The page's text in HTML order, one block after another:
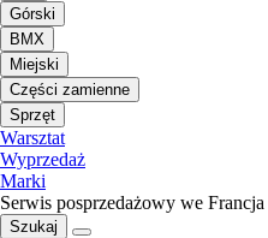
Górski
BMX
Miejski
Części zamienne
Sprzęt
Warsztat
Wyprzedaż
Marki
Serwis posprzedażowy we Francja
Szukaj